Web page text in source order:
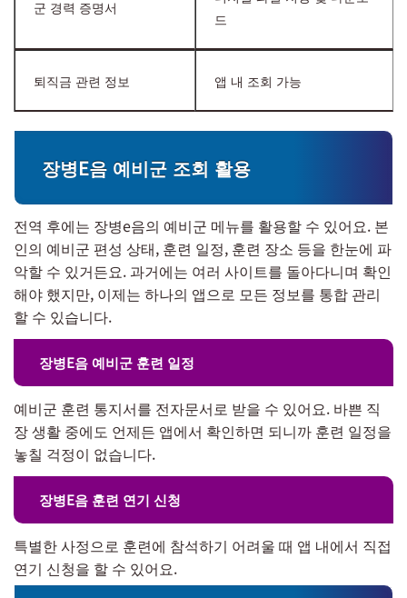
군 경력 증명서
드
퇴직금 관련 정보 앱 내 조회 가능
장병E음 예비군 조회 활용
전역 후에는 장병e음의 예비군 메뉴를 활용할 수 있어요. 본
인의 예비군 편성 상태, 훈련 일정, 훈련 장소 등을 한눈에 파
악할 수 있거든요. 과거에는 여러 사이트를 돌아다니며 확인
해야 했지만, 이제는 하나의 앱으로 모든 정보를 통합 관리
할 수 있습니다.
장병E음 예비군 훈련 일정
예비군 훈련 통지서를 전자문서로 받을 수 있어요. 바쁜 직
장 생활 중에도 언제든 앱에서 확인하면 되니까 훈련 일정을
놓칠 걱정이 없습니다.
장병E음 훈련 연기 신청
특별한 사정으로 훈련에 참석하기 어려울 때 앱 내에서 직접
연기 신청을 할 수 있어요.